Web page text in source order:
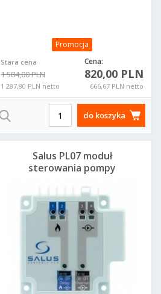
Promocja
Stara cena
1 584,00 PLN
1 287,80 PLN netto
Cena:
820,00 PLN
666,67 PLN netto
do koszyka
Salus PL07 moduł
sterowania pompy